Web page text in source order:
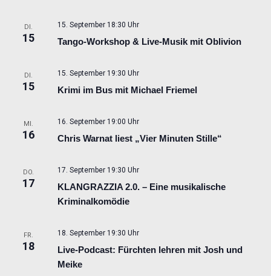
DI.
15 Tango-Workshop & Live-Musik mit Oblivion
15. September 18:30 Uhr
DI.
15 Krimi im Bus mit Michael Friemel
15. September 19:30 Uhr
MI.
16 Chris Warnat liest „Vier Minuten Stille“
16. September 19:00 Uhr
DO.
17
KLANGRAZZIA 2.0. – Eine musikalische
Kriminalkomödie
17. September 19:30 Uhr
FR.
18
Live-Podcast: Fürchten lehren mit Josh und
Meike
18. September 19:30 Uhr